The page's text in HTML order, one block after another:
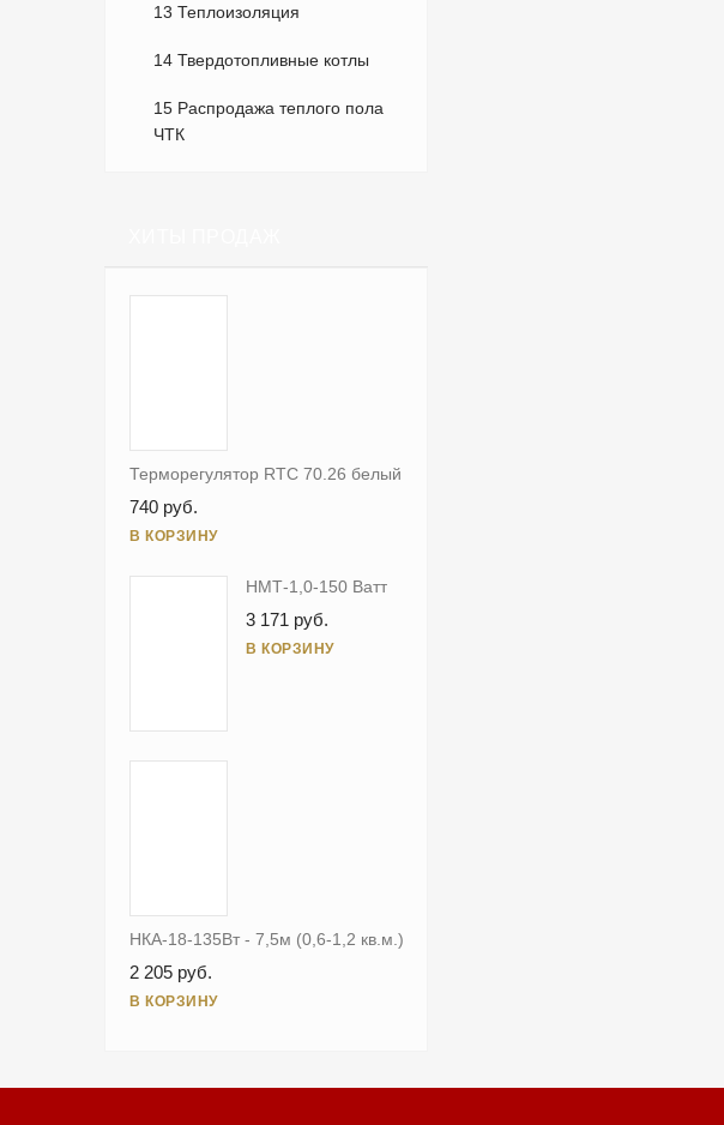
13 Теплоизоляция
14 Твердотопливные котлы
15 Распродажа теплого пола
ЧТК
Терморегулятор RTC 70.26 белый
740 руб.
В КОРЗИНУ
НМТ-1,0-150 Ватт
3 171 руб.
В КОРЗИНУ
НКА-18-135Вт - 7,5м (0,6-1,2 кв.м.)
2 205 руб.
В КОРЗИНУ